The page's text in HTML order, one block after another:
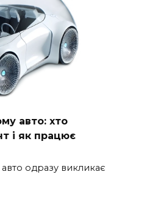
авто: хто
і як працює
одразу викликає